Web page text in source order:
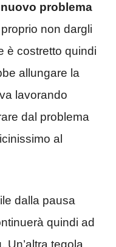
nuovo problema
non dargli
è costretto quindi
allungare la
lavorando
dal problema
al
dalla pausa
quindi ad
Un’altra tegola